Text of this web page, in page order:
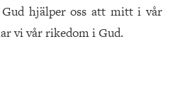
hjälper oss att mitt i vår
vi vår rikedom i Gud.